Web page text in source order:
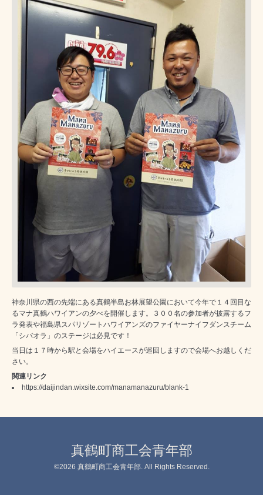
神奈川県の西の先端にある真鶴半島お林展望公園において今年で１４回目な
るマナ真鶴ハワイアンの夕べを開催します。３００名の参加者が披露するフ
ラ発表や福島県スパリゾートハワイアンズのファイヤーナイフダンスチーム
「シバオラ」のステージは必見です！
当日は１７時から駅と会場をハイエースが巡回しますので会場へお越しくだ
さい。
関連リンク
https://daijindan.wixsite.com/manamanazuru/blank-1
真鶴町商工会青年部
©2026 真鶴町商工会青年部. All Rights Reserved.